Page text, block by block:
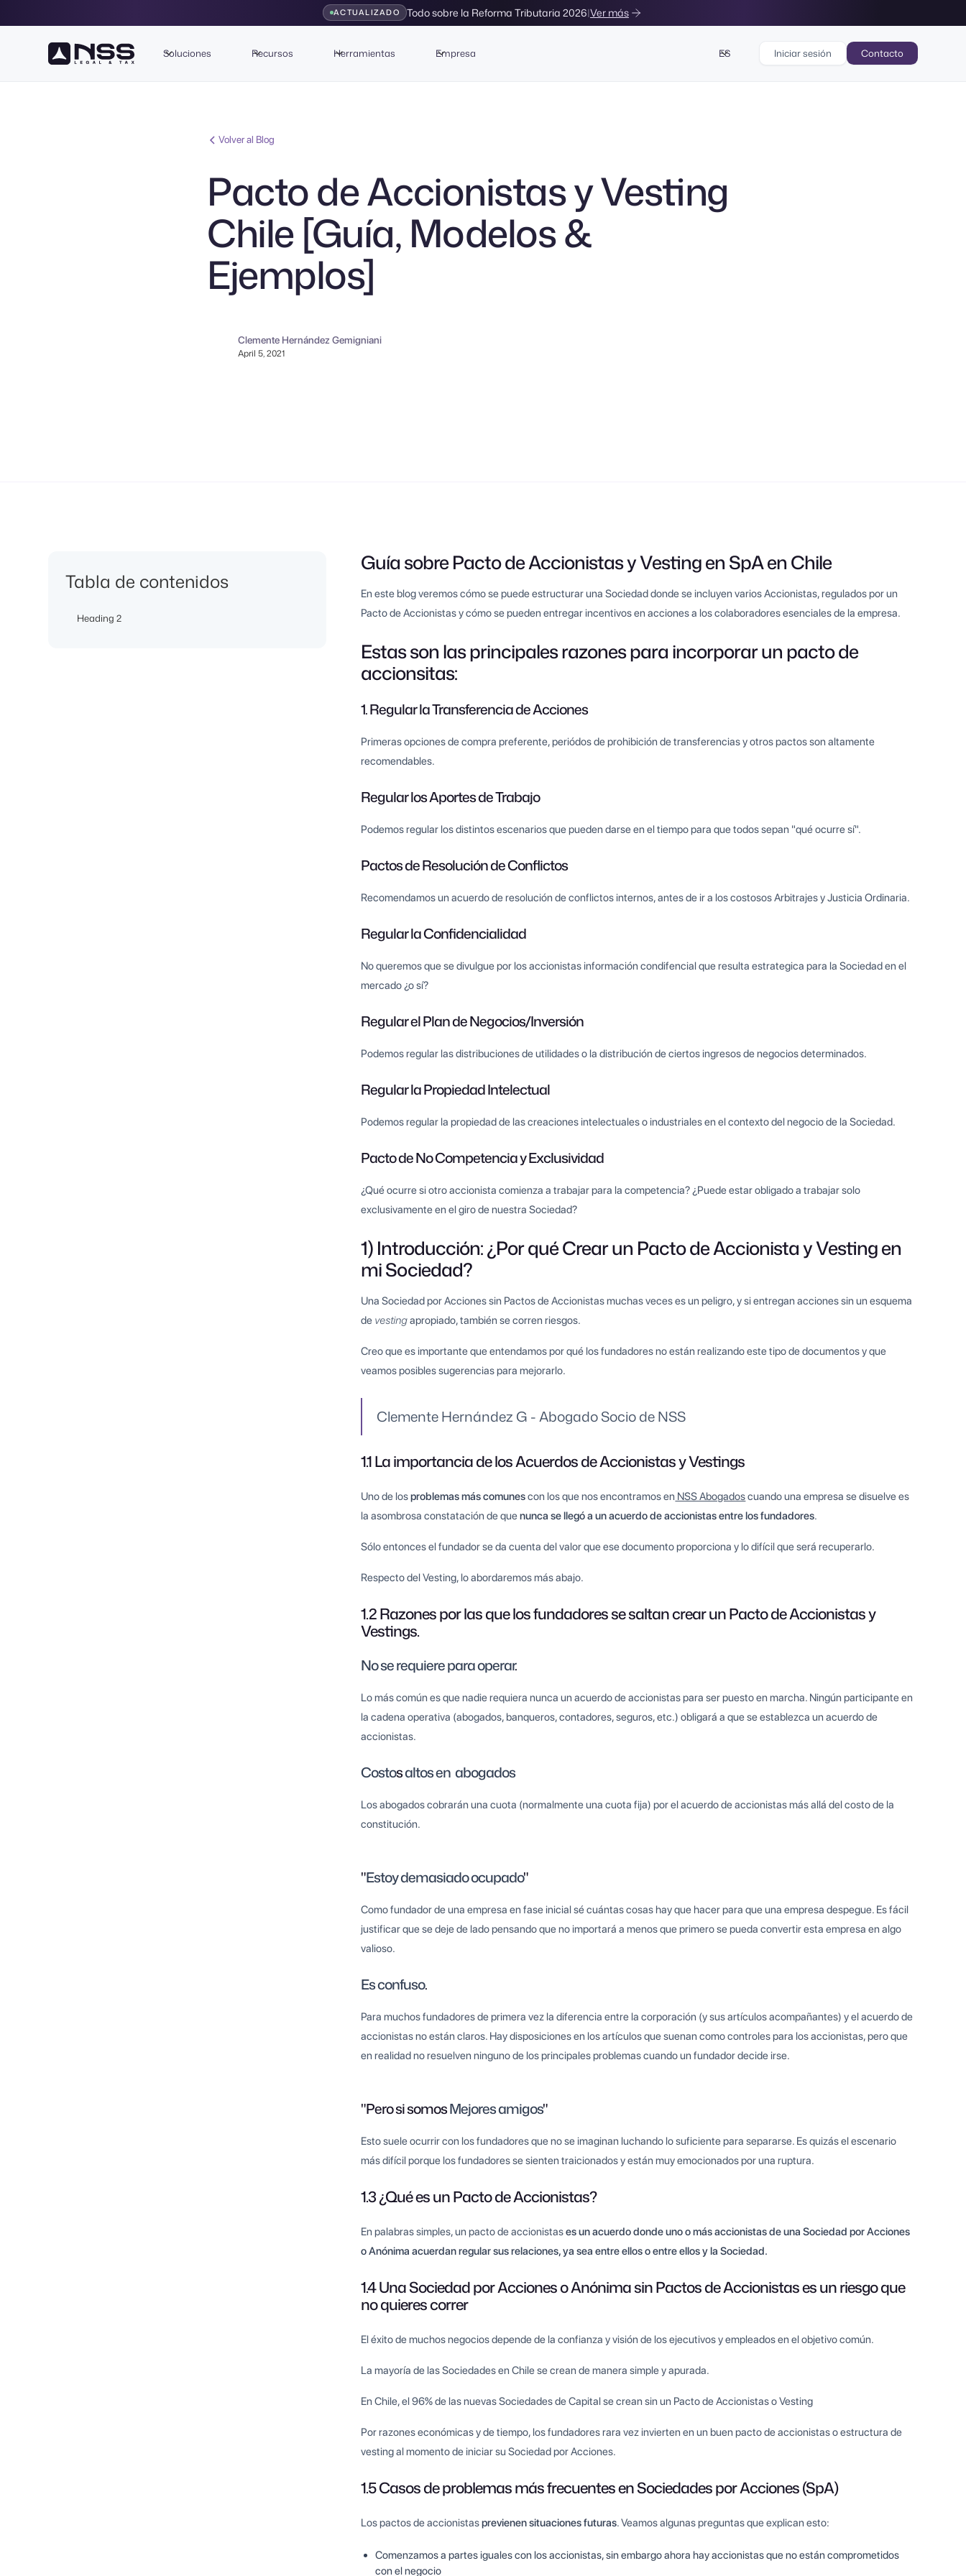
ACTUALIZADO Todo sobre la Reforma Tributaria 2026|Ver más
Soluciones Recursos Herramientas Empresa ES Iniciar sesión Contacto
Volver al Blog
Pacto de Accionistas y Vesting
Chile [Guía, Modelos &
Ejemplos]
Clemente Hernández Gemigniani
April 5, 2021
Tabla de contenidos
Heading 2
Guía sobre Pacto de Accionistas y Vesting en SpA en Chile
En este blog veremos cómo se puede estructurar una Sociedad donde se incluyen varios Accionistas, regulados por un
Pacto de Accionistas y cómo se pueden entregar incentivos en acciones a los colaboradores esenciales de la empresa.
Estas son las principales razones para incorporar un pacto de
accionsitas:
1. Regular la Transferencia de Acciones
Primeras opciones de compra preferente, periódos de prohibición de transferencias y otros pactos son altamente
recomendables.
Regular los Aportes de Trabajo
Podemos regular los distintos escenarios que pueden darse en el tiempo para que todos sepan "qué ocurre sí".
Pactos de Resolución de Conflictos
Recomendamos un acuerdo de resolución de conflictos internos, antes de ir a los costosos Arbitrajes y Justicia Ordinaria.
Regular la Confidencialidad
No queremos que se divulgue por los accionistas información condifencial que resulta estrategica para la Sociedad en el
mercado ¿o sí?
Regular el Plan de Negocios/Inversión
Podemos regular las distribuciones de utilidades o la distribución de ciertos ingresos de negocios determinados.
Regular la Propiedad Intelectual
Podemos regular la propiedad de las creaciones intelectuales o industriales en el contexto del negocio de la Sociedad.
Pacto de No Competencia y Exclusividad
¿Qué ocurre si otro accionista comienza a trabajar para la competencia? ¿Puede estar obligado a trabajar solo
exclusivamente en el giro de nuestra Sociedad?
1) Introducción: ¿Por qué Crear un Pacto de Accionista y Vesting en
mi Sociedad?
Una Sociedad por Acciones sin Pactos de Accionistas muchas veces es un peligro, y si entregan acciones sin un esquema
de vestingapropiado, también se corren riesgos.
Creo que es importante que entendamos por qué los fundadores no están realizando este tipo de documentos y que
veamos posibles sugerencias para mejorarlo.
Clemente Hernández G - Abogado Socio de NSS
1.1 La importancia de los Acuerdos de Accionistas y Vestings
Uno de losproblemas más comunescon los que nos encontramos en NSS Abogadoscuando una empresa se disuelve es
la asombrosa constatación de quenunca se llegó a un acuerdo de accionistas entre los fundadores.
Sólo entonces el fundador se da cuenta del valor que ese documento proporciona y lo difícil que será recuperarlo.
Respecto del Vesting, lo abordaremos más abajo.
1.2 Razones por las que los fundadores se saltan crear un Pacto de Accionistas y
Vestings.
No se requiere para operar.
Lo más común es que nadie requiera nunca un acuerdo de accionistas para ser puesto en marcha. Ningún participante en
la cadena operativa (abogados, banqueros, contadores, seguros, etc.) obligará a que se establezca un acuerdo de
accionistas.
Costosaltos en abogados
Los abogados cobrarán una cuota (normalmente una cuota fija) por el acuerdo de accionistas más allá del costo de la
constitución.
"Estoy demasiado ocupado"
Como fundador de una empresa en fase inicial sé cuántas cosas hay que hacer para que una empresa despegue. Es fácil
justificar que se deje de lado pensando que no importará a menos que primero se pueda convertir esta empresa en algo
valioso.
Es confuso.
Para muchos fundadores de primera vez la diferencia entre la corporación (y sus artículos acompañantes) y el acuerdo de
accionistas no están claros. Hay disposiciones en los artículos que suenan como controles para los accionistas, pero que
en realidad no resuelven ninguno de los principales problemas cuando un fundador decide irse.
"Pero si somosMejores amigos"
Esto suele ocurrir con los fundadores que no se imaginan luchando lo suficiente para separarse. Es quizás el escenario
más difícil porque los fundadores se sienten traicionados y están muy emocionados por una ruptura.
1.3 ¿Qué es un Pacto de Accionistas?
En palabras simples, un pacto de accionistases un acuerdo donde uno o más accionistas de una Sociedad por Acciones
o Anónima acuerdan regular sus relaciones, ya sea entre ellos o entre ellos y la Sociedad.
1.4 Una Sociedad por Acciones o Anónima sin Pactos de Accionistas es un riesgo que
no quieres correr
El éxito de muchos negocios depende de la confianza y visión de los ejecutivos y empleados en el objetivo común.
La mayoría de las Sociedades en Chile se crean de manera simple y apurada.
En Chile, el 96% de las nuevas Sociedades de Capital se crean sin un Pacto de Accionistas o Vesting
Por razones económicas y de tiempo, los fundadores rara vez invierten en un buen pacto de accionistas o estructura de
vesting al momento de iniciar su Sociedad por Acciones.
1.5 Casos de problemas más frecuentes en Sociedades por Acciones (SpA)
Los pactos de accionistasprevienen situaciones futuras. Veamos algunas preguntas que explican esto:
Comenzamos a partes iguales con los accionistas, sin embargo ahora hay accionistas que no están comprometidos
con el negocio